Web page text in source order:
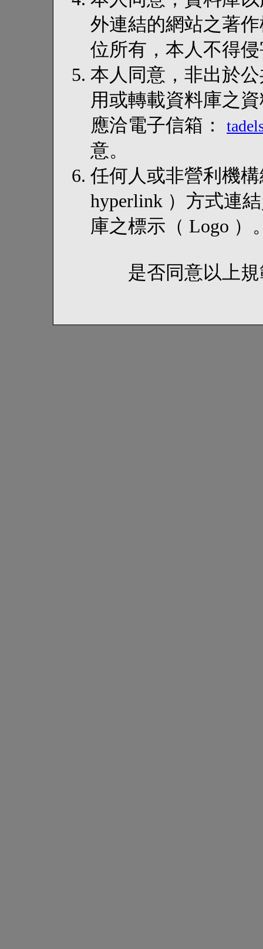
外連結的網站之著
位所有，本人不得
本人同意，非出於
用或轉載資料庫之
應洽電子信箱：
意。
任何人或非營利機
hyperlink ）方式連
庫之標示（ Logo ）
是否同意以上